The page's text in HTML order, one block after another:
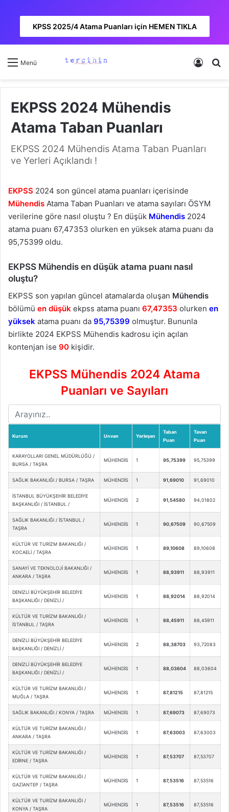
KPSS 2025/4 Atama Puanları için HEMEN TIKLA
Menü Kayıt
EKPSS 2024 Mühendis
Atama Taban Puanları
EKPSS 2024 Mühendis Atama Taban Puanları
ve Yerleri Açıklandı !
EKPSS 2024 son güncel atama puanları içerisinde
Mühendis Atama Taban Puanları ve atama sayıları ÖSYM
verilerine göre nasıl oluştu ? En düşük Mühendis 2024
atama puanı 67,47353 olurken en yüksek atama puanı da
95,75399 oldu.
EKPSS Mühendis en düşük atama puanı nasıl
oluştu?
EKPSS son yapılan güncel atamalarda oluşan Mühendis
bölümü en düşük ekpss atama puanı 67,47353 olurken en
yüksek atama puanı da 95,75399 olmuştur. Bununla
birlikte 2024 EKPSS Mühendis kadrosu için açılan
kontenjan ise 90 kişidir.
EKPSS Mühendis 2024 Atama
Puanları ve Sayıları
Kurum Unvan Yerleşen
Taban
Puan
Tavan
Puan
KARAYOLLARI GENEL MÜDÜRLÜĞÜ /
BURSA / TAŞRA
MÜHENDİS 1 95,75399 95,75399
SAĞLIK BAKANLIĞI / BURSA / TAŞRA MÜHENDİS 1 91,69010 91,69010
İSTANBUL BÜYÜKŞEHİR BELEDİYE
BAŞKANLIĞI / İSTANBUL /
MÜHENDİS 2 91,54580 94,01802
SAĞLIK BAKANLIĞI / İSTANBUL /
TAŞRA
MÜHENDİS 1 90,67509 90,67509
KÜLTÜR VE TURİZM BAKANLIĞI /
KOCAELİ / TAŞRA
MÜHENDİS 1 89,10608 89,10608
SANAYİ VE TEKNOLOJİ BAKANLIĞI /
ANKARA / TAŞRA
MÜHENDİS 1 88,93911 88,93911
DENİZLİ BÜYÜKŞEHİR BELEDİYE
BAŞKANLIĞI / DENİZLİ /
MÜHENDİS 1 88,92014 88,92014
KÜLTÜR VE TURİZM BAKANLIĞI /
İSTANBUL / TAŞRA
MÜHENDİS 1 88,45911 88,45911
DENİZLİ BÜYÜKŞEHİR BELEDİYE
BAŞKANLIĞI / DENİZLİ /
MÜHENDİS 2 88,38703 93,72083
DENİZLİ BÜYÜKŞEHİR BELEDİYE
BAŞKANLIĞI / DENİZLİ /
MÜHENDİS 1 88,03604 88,03604
KÜLTÜR VE TURİZM BAKANLIĞI /
MUĞLA / TAŞRA
MÜHENDİS 1 87,81215 87,81215
SAĞLIK BAKANLIĞI / KONYA / TAŞRA MÜHENDİS 1 87,69073 87,69073
KÜLTÜR VE TURİZM BAKANLIĞI /
ANKARA / TAŞRA
MÜHENDİS 1 87,63003 87,63003
KÜLTÜR VE TURİZM BAKANLIĞI /
EDİRNE / TAŞRA
MÜHENDİS 1 87,53707 87,53707
KÜLTÜR VE TURİZM BAKANLIĞI /
GAZİANTEP / TAŞRA
MÜHENDİS 1 87,53516 87,53516
KÜLTÜR VE TURİZM BAKANLIĞI /
KONYA / TAŞRA
MÜHENDİS 1 87,53516 87,53516